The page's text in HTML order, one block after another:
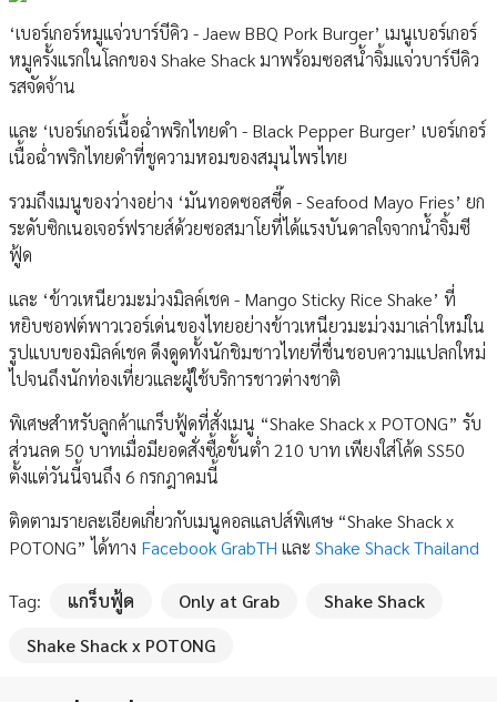
‘เบอร์เกอร์หมูแจ่วบาร์บีคิว - Jaew BBQ Pork Burger’ เมนูเบอร์เกอร์
หมูครั้งแรกในโลกของ Shake Shack มาพร้อมซอสน้ำจิ้มแจ่วบาร์บีคิว
รสจัดจ้าน
และ ‘เบอร์เกอร์เนื้อฉ่ำพริกไทยดำ - Black Pepper Burger’ เบอร์เกอร์
เนื้อฉ่ำพริกไทยดำที่ชูความหอมของสมุนไพรไทย
รวมถึงเมนูของว่างอย่าง ‘มันทอดซอสซี๊ด - Seafood Mayo Fries’ ยก
ระดับซิกเนอเจอร์ฟรายส์ด้วยซอสมาโยที่ได้แรงบันดาลใจจากน้ำจิ้มซี
ฟู้ด
และ ‘ข้าวเหนียวมะม่วงมิลค์เชค - Mango Sticky Rice Shake’ ที่
หยิบซอฟต์พาวเวอร์เด่นของไทยอย่างข้าวเหนียวมะม่วงมาเล่าใหม่ใน
รูปแบบของมิลค์เชค ดึงดูดทั้งนักชิมชาวไทยที่ชื่นชอบความแปลกใหม่
ไปจนถึงนักท่องเที่ยวและผู้ใช้บริการชาวต่างชาติ
พิเศษสำหรับลูกค้าแกร็บฟู้ดที่สั่งเมนู “Shake Shack x POTONG” รับ
ส่วนลด 50 บาทเมื่อมียอดสั่งซื้อขั้นต่ำ 210 บาท เพียงใส่โค้ด SS50
ตั้งแต่วันนี้จนถึง 6 กรกฎาคมนี้่
ติดตามรายละเอียดเกี่ยวกับเมนูคอลแลปส์พิเศษ “Shake Shack x
POTONG” ได้ทาง Facebook GrabTH และ Shake Shack Thailand
Tag: แกร็บฟู้ด Only at Grab
Shake Shack
Shake Shack x POTONG